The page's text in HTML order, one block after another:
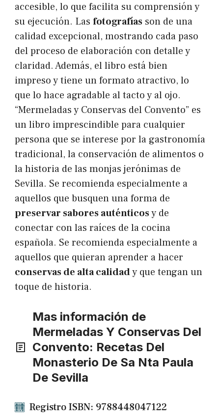
accesible, lo que facilita su comprensión y
su ejecución. Las fotografías son de una
calidad excepcional, mostrando cada paso
del proceso de elaboración con detalle y
claridad. Además, el libro está bien
impreso y tiene un formato atractivo, lo
que lo hace agradable al tacto y al ojo.
“Mermeladas y Conservas del Convento” es
un libro imprescindible para cualquier
persona que se interese por la gastronomía
tradicional, la conservación de alimentos o
la historia de las monjas jerónimas de
Sevilla. Se recomienda especialmente a
aquellos que busquen una forma de
preservar sabores auténticosy de
conectar con las raíces de la cocina
española. Se recomienda especialmente a
aquellos que quieran aprender a hacer
conservas de alta calidady que tengan un
toque de historia.
Mas información de
Mermeladas Y Conservas Del
Convento: Recetas Del
Monasterio De Sa Nta Paula
De Sevilla
Registro ISBN: 9788448047122